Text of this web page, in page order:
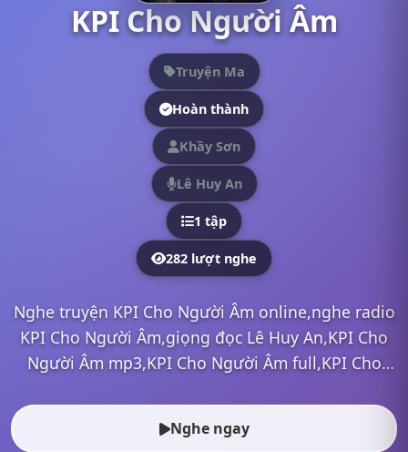
KPI Cho Người Âm
Truyện Ma
Hoàn thành
Khầy Sơn
Lê Huy An
1 tập
282 lượt nghe
Nghe truyện KPI Cho Người Âm online,nghe radio
KPI Cho Người Âm,giọng đọc Lê Huy An,KPI Cho
Người Âm mp3,KPI Cho Người Âm full,KPI Cho
Nghe ngay